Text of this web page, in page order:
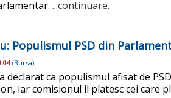
...continuare.
Populismul PSD din
(Bursa)
declarat ca populismul afisat de
iar comisionul il platesc cei care